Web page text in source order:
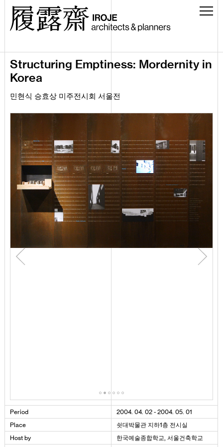
Structuring Emptiness: Mordernity in
Korea
민현식 승효상 미주전시회 서울전
Period
2004. 04. 02 - 2004. 05. 01
Place
쇳대박물관 지하1층 전시실
Host by
한국예술종합학교, 서울건축학교